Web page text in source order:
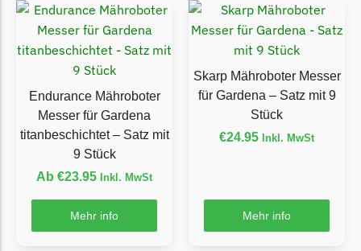
Begrenzungsdraht
Fuxtec
Fuxtec Messer
Begrenzungsdraht
Garden Feelings
Garden Feelings Messer
Begrenzungsdraht
Greenworks
Greenworks Messer
Endurance Mähroboter
Messer für Gardena
titanbeschichtet – Satz mit
9 Stück
Ab €23.95 Inkl. MwSt
Mehr info
Skarp Mähroboter Messer
für Gardena – Satz mit 9
Stück
€24.95 Inkl. MwSt
Mehr info